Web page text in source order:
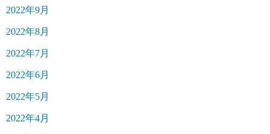
2022年9月
2022年8月
2022年7月
2022年6月
2022年5月
2022年4月